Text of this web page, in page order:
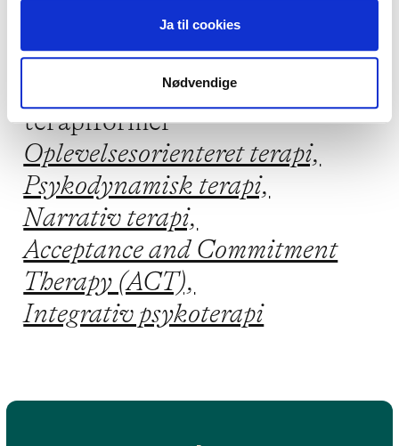
Ja til cookies
Nødvendige
Jeg praktiserer følgende
terapiformer
Oplevelsesorienteret terapi,
Psykodynamisk terapi,
Narrativ terapi,
Acceptance and Commitment
Therapy (ACT),
Integrativ psykoterapi